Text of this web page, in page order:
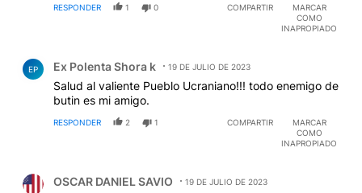
RESPONDER 1 0 COMPARTIR
MARCAR
COMO
INAPROPIADO
EP Ex Polenta Shora k 19 DE JULIO DE 2023
Salud al valiente Pueblo Ucraniano!!! todo enemigo de
butin es mi amigo.
RESPONDER 2 1 COMPARTIR
MARCAR
COMO
INAPROPIADO
OSCAR DANIEL SAVIO 19 DE JULIO DE 2023